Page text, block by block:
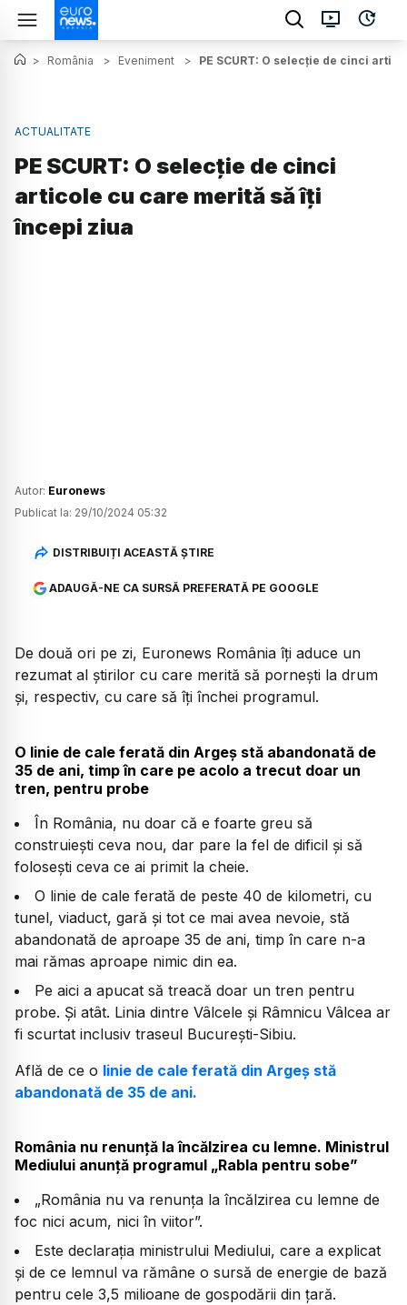
> România > Eveniment > PE SCURT: O selecție de cinci
ACTUALITATE
PE SCURT: O selecție de cinci
articole cu care merită să îți
începi ziua
Autor: Euronews
Publicat la: 29/10/2024 05:32
DISTRIBUIȚI ACEASTĂ ȘTIRE
ADAUGĂ-NE CA SURSĂ PREFERATĂ PE GOOGLE
De două ori pe zi, Euronews România îți aduce un
rezumat al știrilor cu care merită să pornești la drum
și, respectiv, cu care să îți închei programul.
O linie de cale ferată din Argeș stă abandonată de
35 de ani, timp în care pe acolo a trecut doar un
tren, pentru probe
În România, nu doar că e foarte greu să
construiești ceva nou, dar pare la fel de dificil și să
folosești ceva ce ai primit la cheie.
O linie de cale ferată de peste 40 de kilometri, cu
tunel, viaduct, gară și tot ce mai avea nevoie, stă
abandonată de aproape 35 de ani, timp în care n-a
mai rămas aproape nimic din ea.
Pe aici a apucat să treacă doar un tren pentru
probe. Și atât. Linia dintre Vâlcele și Râmnicu Vâlcea ar
fi scurtat inclusiv traseul București-Sibiu.
Află de ce o linie de cale ferată din Argeș stă
abandonată de 35 de ani.
România nu renunță la încălzirea cu lemne. Ministrul
Mediului anunță programul „Rabla pentru sobe”
„România nu va renunța la încălzirea cu lemne de
foc nici acum, nici în viitor”.
Este declarația ministrului Mediului, care a explicat
și de ce lemnul va rămâne o sursă de energie de bază
pentru cele 3,5 milioane de gospodării din țară.